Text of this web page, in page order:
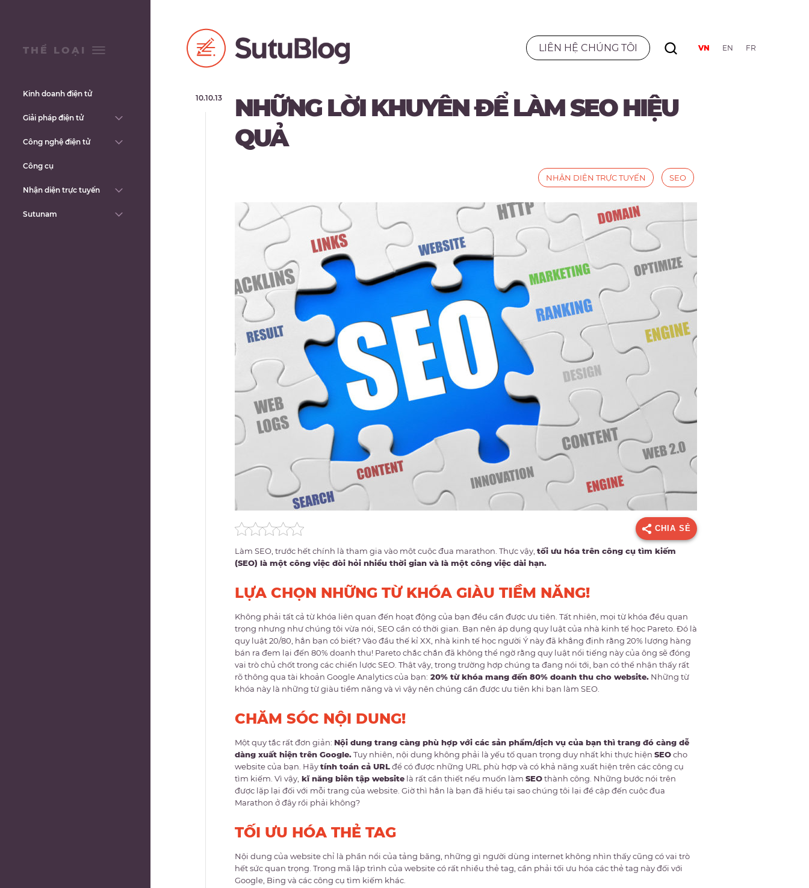
LIÊN HỆ CHÚNG TÔI VN EN FR
THỂ LOẠI
Kinh doanh điện tử
Giải pháp điện tử
Công nghệ điện tử
Công cụ
Nhận diện trực tuyến
Sutunam
10.10.13
NHỮNG LỜI KHUYÊN ĐỂ LÀM SEO HIỆU
QUẢ
NHẬN DIỆN TRỰC TUYẾN SEO
CHIA SẺ
Làm SEO, trước hết chính là tham gia vào một cuộc đua marathon. Thực vậy, tối ưu hóa trên công cụ tìm kiếm
(SEO) là một công việc đòi hỏi nhiều thời gian và là một công việc dài hạn.
LỰA CHỌN NHỮNG TỪ KHÓA GIÀU TIỀM NĂNG!
Không phải tất cả từ khóa liên quan đến hoạt động của bạn đều cần được ưu tiên. Tất nhiên, mọi từ khóa đều quan
trọng nhưng như chúng tôi vừa nói, SEO cần có thời gian. Bạn nên áp dụng quy luật của nhà kinh tế học Pareto. Đó là
quy luật 20/80, hẳn bạn có biết? Vào đầu thế kỉ XX, nhà kinh tế học người Ý này đã khẳng định rằng 20% lượng hàng
bán ra đem lại đến 80% doanh thu! Pareto chắc chắn đã không thể ngờ rằng quy luật nổi tiếng này của ông sẽ đóng
vai trò chủ chốt trong các chiến lược SEO. Thật vậy, trong trường hợp chúng ta đang nói tới, bạn có thể nhận thấy rất
rõ thông qua tài khoản Google Analytics của bạn: 20% từ khóa mang đến 80% doanh thu cho website. Những từ
khóa này là những từ giàu tiềm năng và vì vậy nên chúng cần được ưu tiên khi bạn làm SEO.
CHĂM SÓC NỘI DUNG!
Một quy tắc rất đơn giản: Nội dung trang càng phù hợp với các sản phẩm/dịch vụ của bạn thì trang đó càng dễ
dàng xuất hiện trên Google.Tuy nhiên, nội dung không phải là yếu tố quan trọng duy nhất khi thực hiện SEOcho
website của bạn. Hãytính toán cả URLđể có được những URL phù hợp và có khả năng xuất hiện trên các công cụ
tìm kiếm. Vì vậy, kĩ năng biên tập website là rất cần thiết nếu muốn làm SEOthành công. Những bước nói trên
được lặp lại đối với mỗi trang của website. Giờ thì hẳn là bạn đã hiểu tại sao chúng tôi lại đề cập đến cuộc đua
Marathon ở đây rồi phải không?
TỐI ƯU HÓA THẺ TAG
Nội dung của website chỉ là phần nổi của tảng băng, những gì người dùng internet không nhìn thấy cũng có vai trò
hết sức quan trọng. Trong mã lập trình của website có rất nhiều thẻ tag, cần phải tối ưu hóa các thẻ tag này đối với
Google, Bing và các công cụ tìm kiếm khác.